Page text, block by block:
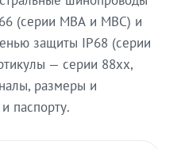
(серии МВА и МВС) и
защиты IP68 (серии
— серии 88xx,
размеры и
паспорту.